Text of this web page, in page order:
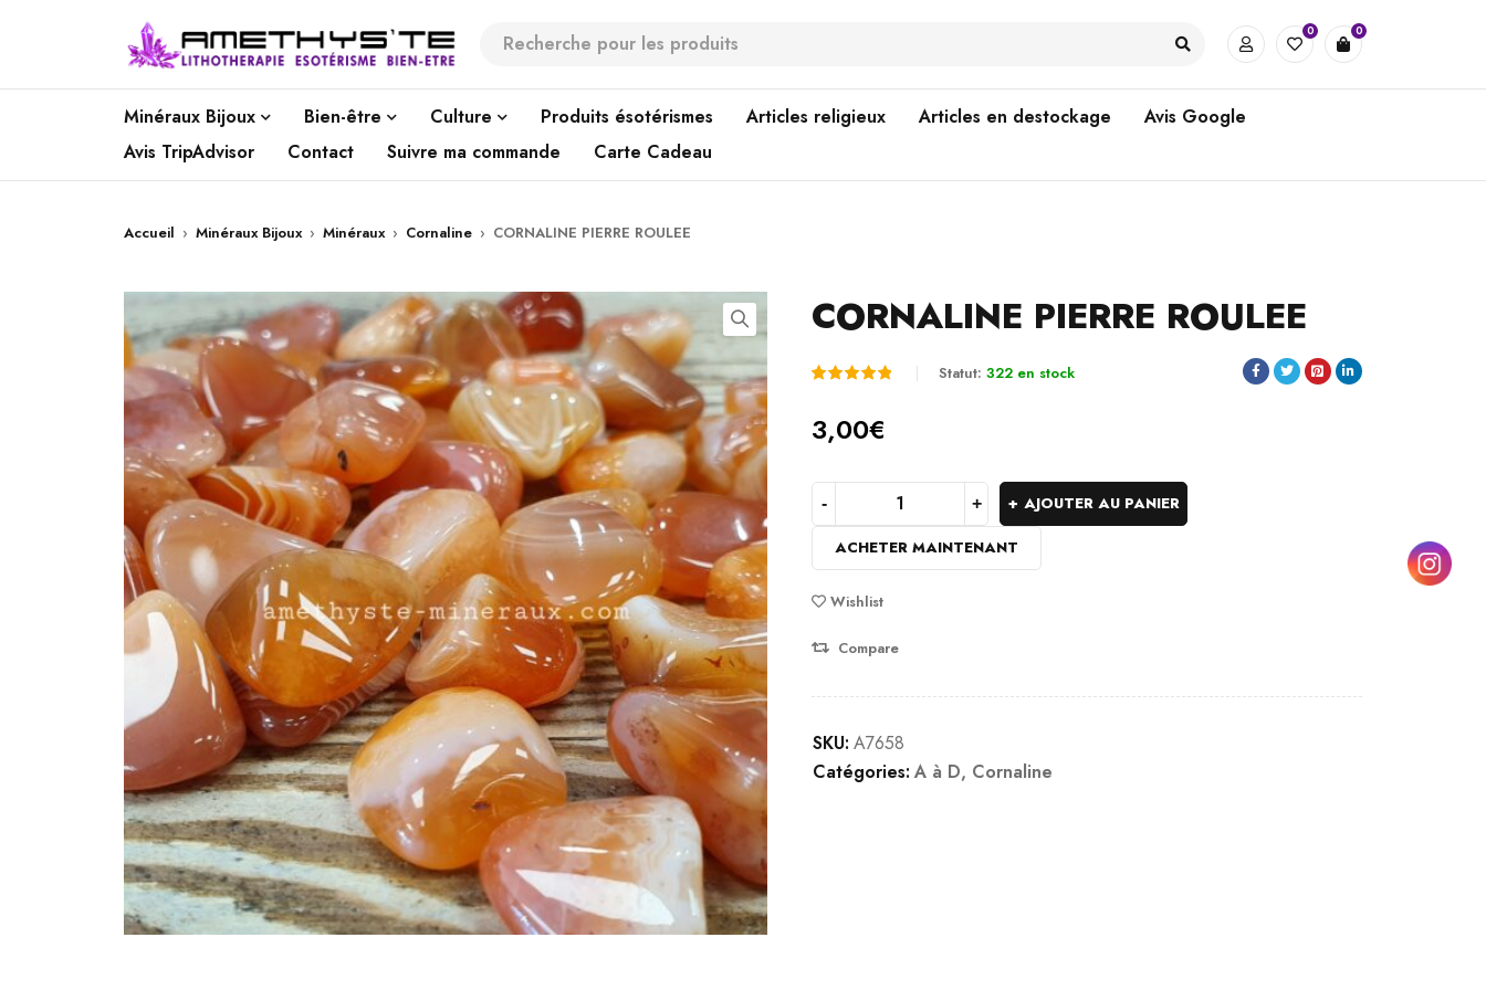
0 0
Minéraux Bijoux Bien-être Culture Produits ésotérismes Articles religieux Articles en destockage
Avis Google
Avis TripAdvisor
Contact Suivre ma commande Carte Cadeau
Accueil › Minéraux Bijoux › Minéraux › Cornaline › CORNALINE PIERRE ROULEE
CORNALINE PIERRE ROULEE
sur 5
notation
Statut: 322 en stock
3,00€
AJOUTER AU PANIER
ACHETER MAINTENANT
Wishlist
Compare
SKU: A7658
Catégories: A à D, Cornaline